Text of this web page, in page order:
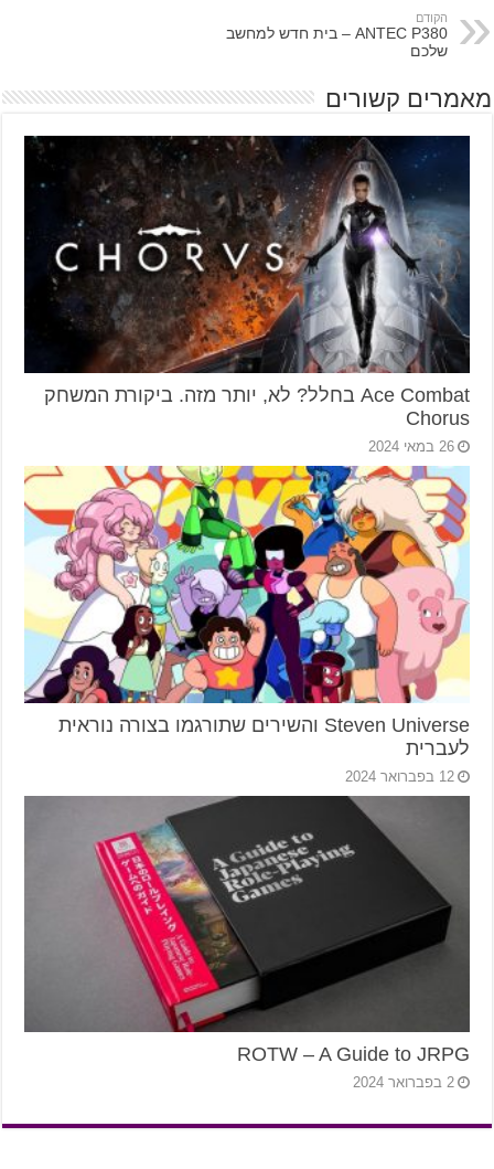
הקודם
ANTEC P380 – בית חדש למחשב
שלכם
מאמרים קשורים
Ace Combat בחלל? לא, יותר מזה. ביקורת המשחק
Chorus
26 במאי 2024
Steven Universe והשירים שתורגמו בצורה נוראית
לעברית
12 בפברואר 2024
ROTW – A Guide to JRPG
2 בפברואר 2024